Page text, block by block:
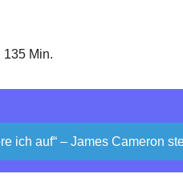
135 Min.
ich auf“ – James Cameron